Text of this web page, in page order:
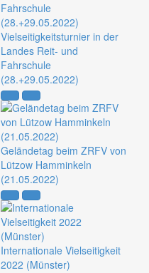
Vielseitigkeitsturnier in der
Landes Reit- und
Fahrschule
(28.+29.05.2022)
Geländetag beim ZRFV von
Lützow Hamminkeln
(21.05.2022)
Internationale Vielseitigkeit
2022 (Münster)